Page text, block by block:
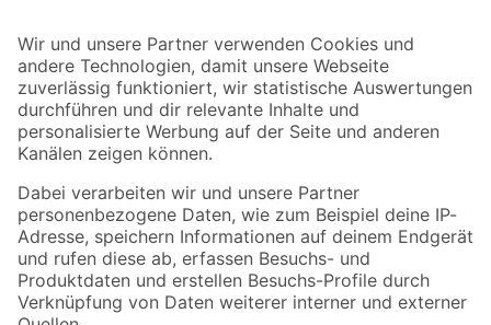
Der toom Newsletter: Keine Angebote und Aktionen mehr verpassen!
Zur Newsletter Anmeldung
Folge uns
Zahlungsarten Versandarten